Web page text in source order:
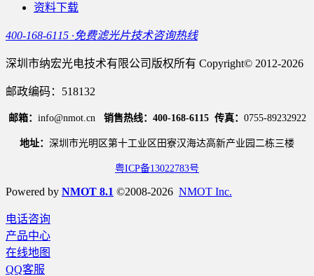
资料下载
400-168-6115 ·免费滤光片技术咨询热线
深圳市纳宏光电技术有限公司版权所有 Copyright© 2012-2026
邮政编码：518132
邮箱： info@nmot.cn 销售热线：400-168-6115 传真： 0755-89232922
地址： 深圳市光明区第十工业区田寮汉海达高新产业园二栋三楼
粤ICP备13022783号
Powered by NMOT 8.1 ©2008-2026 NMOT Inc.
电话咨询
产品中心
在线地图
QQ客服